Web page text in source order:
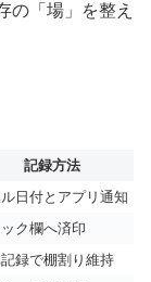
の「場」を整え
記録方法
日付とアプリ通知
ク欄へ済印
録で棚割り維持